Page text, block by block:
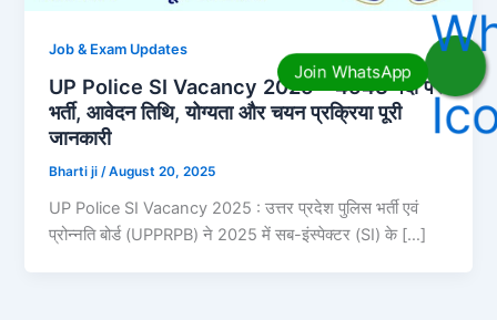
Job & Exam Updates
UP Police SI Vacancy 2025 – 4543 पदों पर
भर्ती, आवेदन तिथि, योग्यता और चयन प्रक्रिया पूरी
जानकारी
Bharti ji/August 20, 2025
UP Police SI Vacancy 2025 : उत्तर प्रदेश पुलिस भर्ती एवं
प्रोन्नति बोर्ड (UPPRPB) ने 2025 में सब-इंस्पेक्टर (SI) के […]